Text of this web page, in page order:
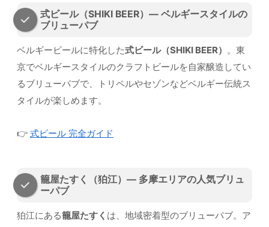
式ビール（SHIKI BEER）— ベルギースタイルの
ブリューパブ
ベルギービールに特化した式ビール（SHIKI BEER） 。東
京でベルギースタイルのクラフトビールを自家醸造してい
るブリューパブで、トリペルやセゾンなどベルギー伝統ス
タイルが楽しめます。
👉 式ビール 完全ガイド
籠屋たすく（狛江）— 多摩エリアの人気ブリュ
ーパブ
狛江にある籠屋たすく は、地域密着型のブリューパブ。ア